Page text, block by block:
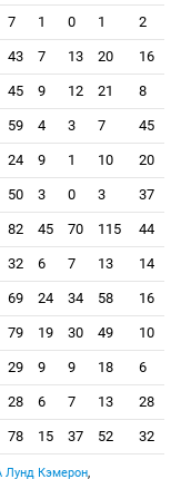
7 1 0 1 2
43 7 13 20 16
45 9 12 21 8
59 4 3 7 45
24 9 1 10 20
50 3 0 3 37
82 45 70 115 44
32 6 7 13 14
69 24 34 58 16
79 19 30 49 10
29 9 9 18 6
28 6 7 13 28
78 15 37 52 32
Лунд Кэмерон,